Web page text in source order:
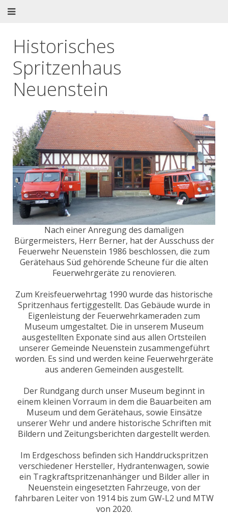
Historisches
Spritzenhaus
Neuenstein
Nach einer Anregung des damaligen
Bürgermeisters, Herr Berner, hat der Ausschuss der
Feuerwehr Neuenstein 1986 beschlossen, die zum
Gerätehaus Süd gehörende Scheune für die alten
Feuerwehrgeräte zu renovieren.
Zum Kreisfeuerwehrtag 1990 wurde das historische
Spritzenhaus fertiggestellt. Das Gebäude wurde in
Eigenleistung der Feuerwehrkameraden zum
Museum umgestaltet. Die in unserem Museum
ausgestellten Exponate sind aus allen Ortsteilen
unserer Gemeinde Neuenstein zusammengeführt
worden. Es sind und werden keine Feuerwehrgeräte
aus anderen Gemeinden ausgestellt.
Der Rundgang durch unser Museum beginnt in
einem kleinen Vorraum in dem die Bauarbeiten am
Museum und dem Gerätehaus, sowie Einsätze
unserer Wehr und andere historische Schriften mit
Bildern und Zeitungsberichten dargestellt werden.
Im Erdgeschoss befinden sich Handdruckspritzen
verschiedener Hersteller, Hydrantenwagen, sowie
ein Tragkraftspritzenanhänger und Bilder aller in
Neuenstein eingesetzten Fahrzeuge, von der
fahrbaren Leiter von 1914 bis zum GW-L2 und MTW
von 2020.